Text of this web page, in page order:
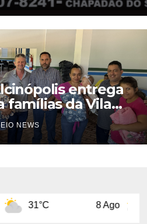
entrega
famílias da Vila
NEWS
8 Ago 31°C